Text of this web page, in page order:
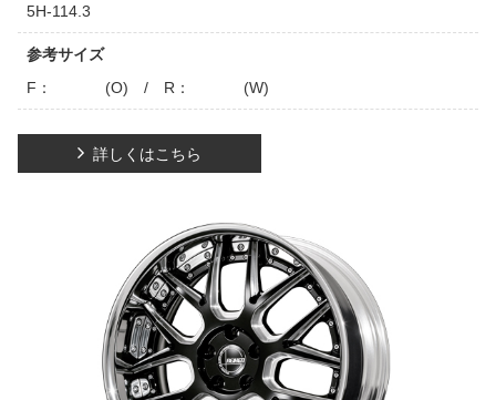
5H-114.3
参考サイズ
F： (O) / R： (W)
詳しくはこちら